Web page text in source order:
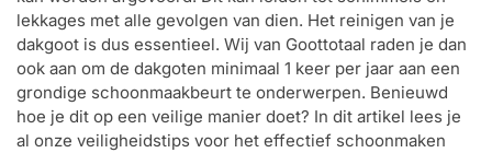
lekkages met alle gevolgen van dien. Het reinigen van je
dakgoot is dus essentieel. Wij van Goottotaal raden je dan
ook aan om de dakgoten minimaal 1 keer per jaar aan een
grondige schoonmaakbeurt te onderwerpen. Benieuwd
hoe je dit op een veilige manier doet? In dit artikel lees je
al onze veiligheidstips voor het effectief schoonmaken